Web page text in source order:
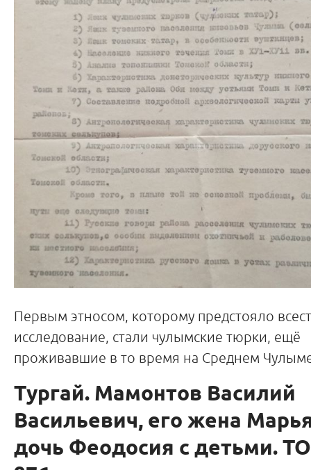
Первым этносом, которому предстояло
исследование, стали чулымские тюрки, ещё
проживавшие в то время на Среднем
Тургай. Мамонтов Василий
Васильевич, его жена
дочь Феодосия с детьми.